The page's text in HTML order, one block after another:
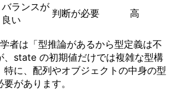
バランスが
良い
判断が必要 高
者は「型推論があるから型定義は不
、state の初期値だけでは複雑な型構
に、配列やオブジェクトの中身の型
があります。